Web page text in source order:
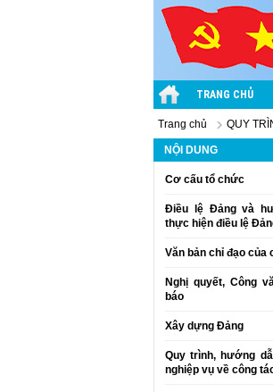
TRANG CHỦ
Trang chủ QUY
NỘI DUNG
Cơ cấu tổ chức
Điều lệ Đảng và
thực hiện điều lệ
Văn bản chỉ đạo của
Nghị quyết, Công
báo
Xây dựng Đảng
Quy trình, hướng
nghiệp vụ về công